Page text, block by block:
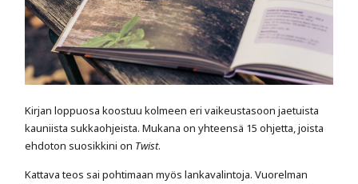
Kirjan loppuosa koostuu kolmeen eri vaikeustasoon jaetuista
kauniista sukkaohjeista. Mukana on yhteensä 15 ohjetta, joista
ehdoton suosikkini on Twist.
Kattava teos sai pohtimaan myös lankavalintoja. Vuorelman